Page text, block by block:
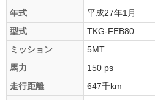
年式
平成27年1月
型式
TKG-FEB80
ミッション
5MT
馬力
150 ps
走行距離
647千km